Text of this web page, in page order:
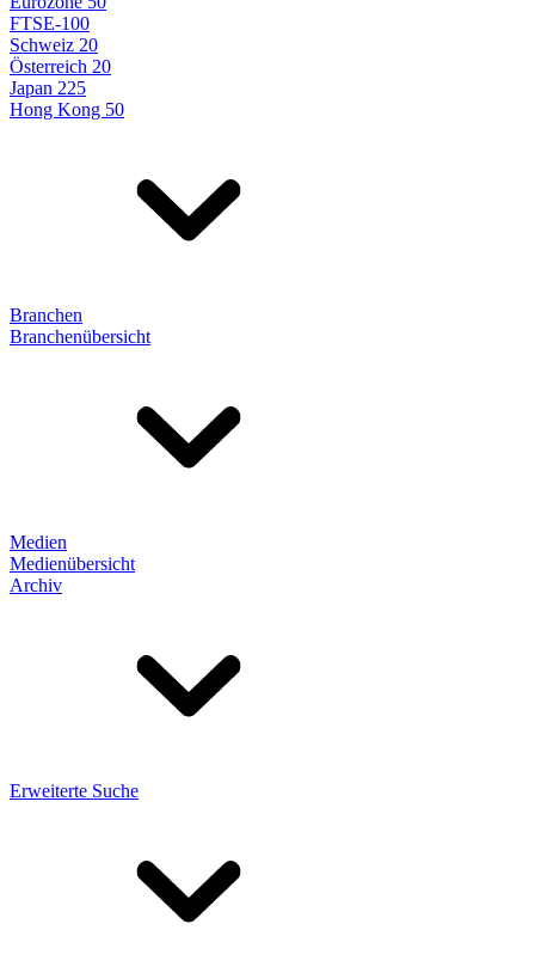
FTSE-100
Schweiz 20
Österreich 20
Japan 225
Hong Kong 50
Branchen
Branchenübersicht
Medien
Medienübersicht
Archiv
Erweiterte Suche